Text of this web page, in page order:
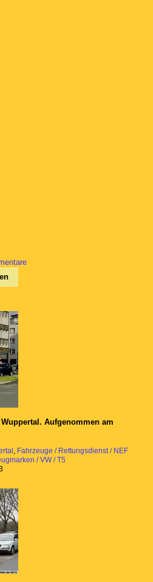
Wuppertal. Aufgenommen am
, Fahrzeuge / Rettungsdienst / NEF
/ VW / T5